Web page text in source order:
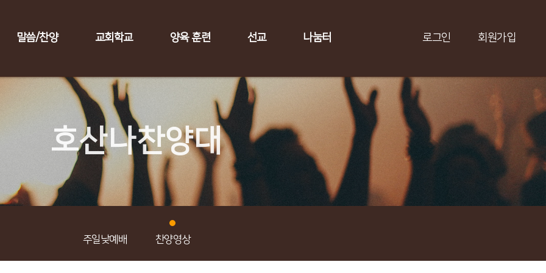
말씀/찬양 교회학교 양육 훈련 선교 나눔터 로그인 회원가입
호산나찬양대
주일낮예배 찬양영상